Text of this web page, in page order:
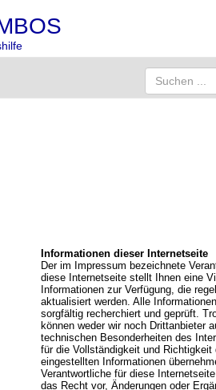
Informationen dieser Internetseite
Der im Impressum bezeichnete
diese Internetseite stellt Ihnen eine
Informationen zur Verfügung, die
aktualisiert werden. Alle
sorgfältig recherchiert und geprüft.
können weder wir noch Drittanbieter
technischen Besonderheiten des
für die Vollständigkeit und Richtigkeit
eingestellten Informationen
Verantwortliche für diese
das Recht vor, Änderungen oder